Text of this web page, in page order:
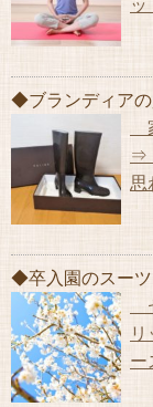
ッ
◆ブランディア
⇒
思
◆卒入園のスー
ー